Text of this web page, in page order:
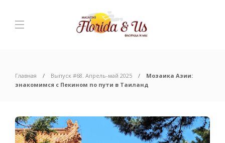
Главная Выпуск #68. Апрель-май 2025
Мозаика Азии:
знакомимся с Пекином по пути в Таиланд